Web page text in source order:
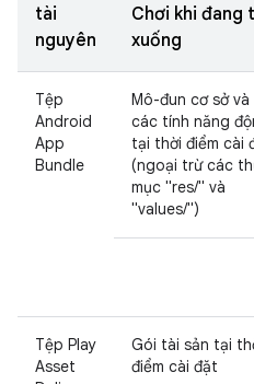
tài
nguyên
Chơi khi đang
xuống
Tệp
Android
App
Bundle
Mô-đun cơ sở và
các tính năng
tại thời điểm cài
(ngoại trừ các
mục "res/" và
"values/")
Tệp Play
Asset
Gói tài sản tại
điểm cài đặt